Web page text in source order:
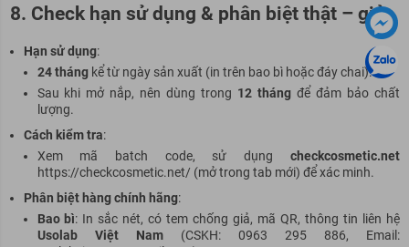
8. Check hạn sử dụng & phân biệt thật – giả
Hạn sử dụng:
24 thángkể từ ngày sản xuất (in trên bao bì hoặc đáy chai).
Sau khi mở nắp, nên dùng trong 12 thángđể đảm bảo chất
lượng.
Cách kiểm tra:
Xem mã batch code, sử dụng checkcosmetic.net
https://checkcosmetic.net/ (mở trong tab mới) để xác minh.
Phân biệt hàng chính hãng:
Bao bì: In sắc nét, có tem chống giả, mã QR, thông tin liên hệ
Usolab Việt Nam(CSKH: 0963 295 886, Email: